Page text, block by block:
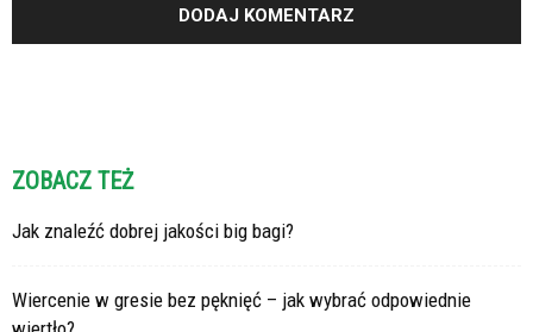
ZOBACZ TEŻ
Jak znaleźć dobrej jakości big bagi?
Wiercenie w gresie bez pęknięć – jak wybrać odpowiednie